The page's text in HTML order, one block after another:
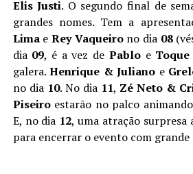
Elis Justi. O segundo final de
grandes nomes. Tem a
Limae Rey Vaqueirono dia 08
dia 09, é a vez de Pabloe Toque
galera.Henrique & Juliano e
no dia 10. No dia 11, Zé Neto &
Piseiroestarão no palco
E, no dia 12, uma atração surpresa
para encerrar o evento com grande